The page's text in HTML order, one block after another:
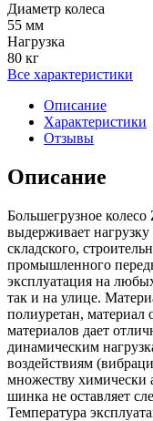
Диаметр колеса
55 мм
Нагрузка
80 кг
Все характеристики
Описание
Характеристики
Отзывы
Описание
Большегрузное
выдерживает
складского,
промышленного
эксплуатация на
так и на улице.
полиуретан,
материалов дает
динамическим
воздействиям
множеству химически
шинка не оставляет
Температура